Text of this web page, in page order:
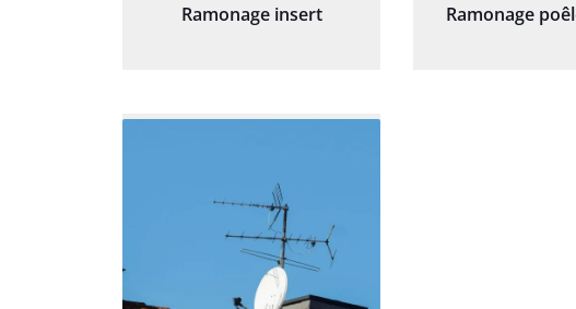
Ramonage insert Ramonage